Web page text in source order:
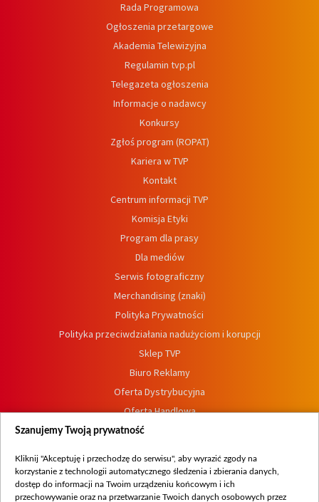
Rada Programowa
Ogłoszenia przetargowe
Akademia Telewizyjna
Regulamin tvp.pl
Telegazeta ogłoszenia
Informacje o nadawcy
Konkursy
Zgłoś program (ROPAT)
Kariera w TVP
Kontakt
Centrum informacji TVP
Komisja Etyki
Program dla prasy
Dla mediów
Serwis fotograficzny
Merchandising (znaki)
Polityka Prywatności
Polityka przeciwdziałania nadużyciom i korupcji
Sklep TVP
Biuro Reklamy
Oferta Dystrybucyjna
Oferta Handlowa
Dostępność
Procedura zgłoszeń wewnętrznych
Szanujemy Twoją prywatność
Kliknij "Akceptuję i przechodzę do serwisu", aby wyrazić zgody na
korzystanie z technologii automatycznego śledzenia i zbierania danych,
dostęp do informacji na Twoim urządzeniu końcowym i ich
przechowywanie oraz na przetwarzanie Twoich danych osobowych przez